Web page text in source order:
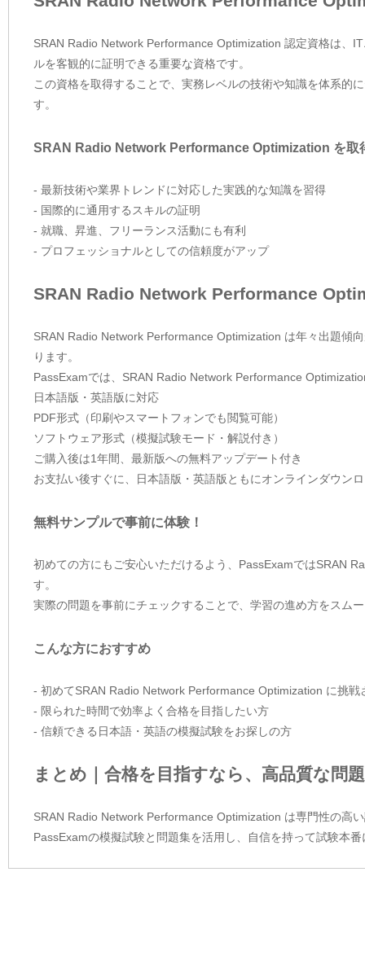
SRAN Radio Network Performance Optimization 認定資格は、
ルを客観的に証明できる重要な資格です。
この資格を取得することで、実務レベルの技術や知識を体系的
す。
SRAN Radio Network Performance Optimization を取
- 最新技術や業界トレンドに対応した実践的な知識を習得
- 国際的に通用するスキルの証明
- 就職、昇進、フリーランス活動にも有利
- プロフェッショナルとしての信頼度がアップ
SRAN Radio Network Performance
SRAN Radio Network Performance Optimization は年々出題傾
ります。
PassExamでは、SRAN Radio Network Performance
日本語版・英語版に対応
PDF形式（印刷やスマートフォンでも閲覧可能）
ソフトウェア形式（模擬試験モード・解説付き）
ご購入後は1年間、最新版への無料アップデート付き
お支払い後すぐに、日本語版・英語版ともにオンラインダウン
無料サンプルで事前に体験！
初めての方にもご安心いただけるよう、PassExamではSRAN
す。
実際の問題を事前にチェックすることで、学習の進め方をスム
こんな方におすすめ
- 初めてSRAN Radio Network Performance Optimization に挑戦
- 限られた時間で効率よく合格を目指したい方
- 信頼できる日本語・英語の模擬試験をお探しの方
まとめ｜合格を目指すなら、高品質な問
SRAN Radio Network Performance Optimization は専門性の高
PassExamの模擬試験と問題集を活用し、自信を持って試験本